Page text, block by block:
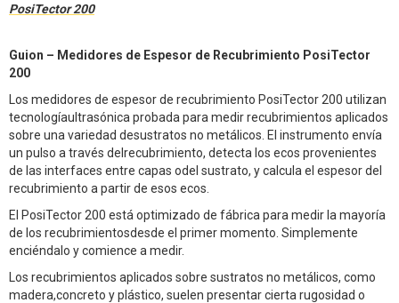
PosiTector 200
Guion – Medidores de Espesor de Recubrimiento PosiTector
200
Los medidores de espesor de recubrimiento PosiTector 200 utilizan
tecnologíaultrasónica probada para medir recubrimientos aplicados
sobre una variedad desustratos no metálicos. El instrumento envía
un pulso a través delrecubrimiento, detecta los ecos provenientes
de las interfaces entre capas odel sustrato, y calcula el espesor del
recubrimiento a partir de esos ecos.
El PosiTector 200 está optimizado de fábrica para medir la mayoría
de los recubrimientosdesde el primer momento. Simplemente
enciéndalo y comience a medir.
Los recubrimientos aplicados sobre sustratos no metálicos, como
madera,concreto y plástico, suelen presentar cierta rugosidad o